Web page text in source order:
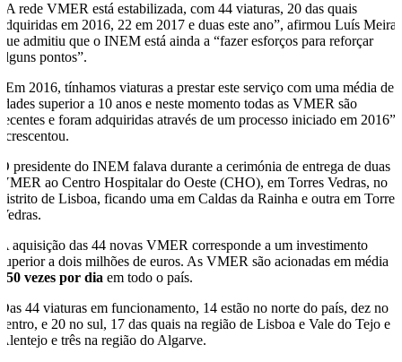
“A rede VMER está estabilizada, com 44 viaturas, 20 das quais
adquiridas em 2016, 22 em 2017 e duas este ano”, afirmou Luís Meira,
que admitiu que o INEM está ainda a “fazer esforços para reforçar
alguns pontos”.
“Em 2016, tínhamos viaturas a prestar este serviço com uma média de
idades superior a 10 anos e neste momento todas as VMER são
recentes e foram adquiridas através de um processo iniciado em 2016”,
acrescentou.
O presidente do INEM falava durante a cerimónia de entrega de duas
VMER ao Centro Hospitalar do Oeste (CHO), em Torres Vedras, no
distrito de Lisboa, ficando uma em Caldas da Rainha e outra em Torres
Vedras.
A aquisição das 44 novas VMER corresponde a um investimento
superior a dois milhões de euros. As VMER são acionadas em média
250 vezes por dia em todo o país.
Das 44 viaturas em funcionamento, 14 estão no norte do país, dez no
centro, e 20 no sul, 17 das quais na região de Lisboa e Vale do Tejo e
Alentejo e três na região do Algarve.